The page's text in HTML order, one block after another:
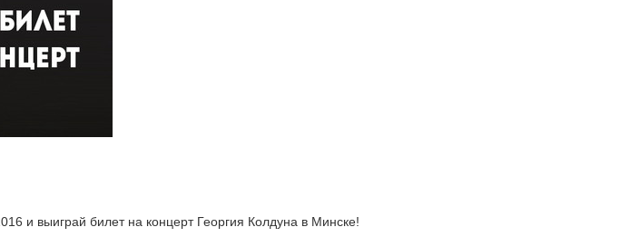
и выиграй билет на концерт Георгия Колдуна в Минске!